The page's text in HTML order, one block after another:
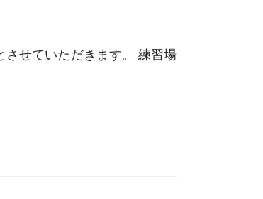
せていただきます。 練習場